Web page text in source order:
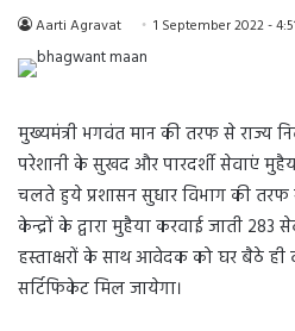
Aarti Agravat 1 September 2022 -
मुख्यमंत्री भगवंत मान की तरफ से राज्य
परेशानी के सुखद और पारदर्शी सेवाएं
चलते हुये प्रशासन सुधार विभाग की
केन्द्रों के द्वारा मुहैया करवाई जाती
हस्ताक्षरों के साथ आवेदक को घर बैठे ही
सर्टिफिकेट मिल जायेगा।